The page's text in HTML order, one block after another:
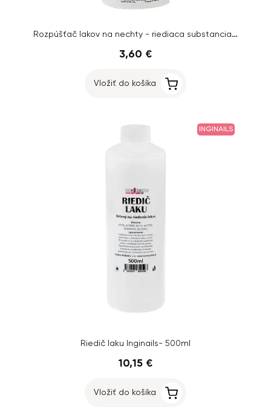
Rozpúšťač lakov na nechty - riediaca substancia lakov, 90ml
3,60 €
Vložiť do košíka
INGINAILS
Riedič laku Inginails- 500ml
10,15 €
Vložiť do košíka